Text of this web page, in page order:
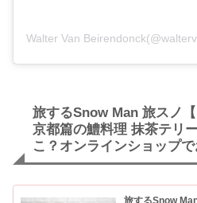
旅するSnow Man 旅スノ【
京都篇の鱧料理 抹茶テリ
こ？オンラインショップ